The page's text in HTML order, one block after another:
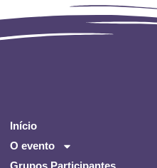
Início
O evento